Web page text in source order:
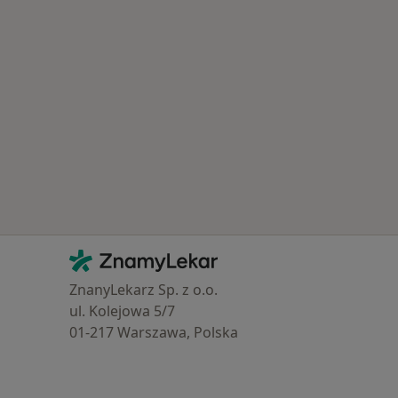
Kontakt
ZnamyLekar - Hlavní stránka
ZnanyLekarz Sp. z o.o.
ul. Kolejowa 5/7
01-217 Warszawa, Polska